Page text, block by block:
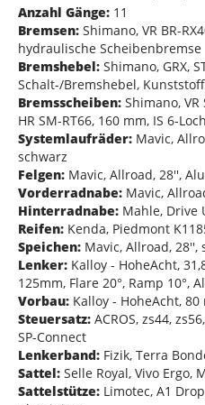
Anzahl Gänge: 11
Bremsen: Shimano, VR BR-
hydraulische Scheibenbremse
Bremshebel: Shimano, GRX,
Schalt-/Bremshebel,
Bremsscheiben: Shimano, VR
HR SM-RT66, 160 mm, IS 6-Loch
Systemlaufräder: Mavic,
schwarz
Felgen: Mavic, Allroad, 28'',
Vorderradnabe: Mavic,
Hinterradnabe: Mahle, Drive
Reifen: Kenda, Piedmont
Speichen: Mavic, Allroad, 28'',
Lenker: Kalloy - HoheAcht,
125mm, Flare 20°, Ramp 10°,
Vorbau: Kalloy - HoheAcht,
Steuersatz: ACROS, zs44,
SP-Connect
Lenkerband: Fizik, Terra
Sattel: Selle Royal, Vivo Ergo,
Sattelstütze: Limotec, A1